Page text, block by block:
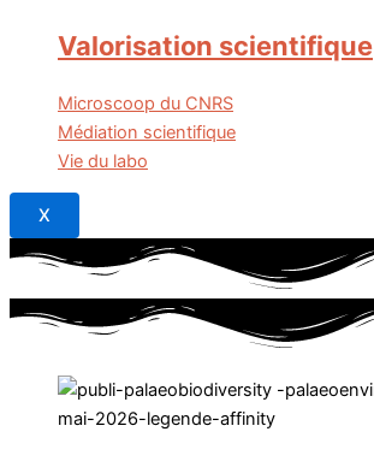
Valorisation scientifique
Microscoop du CNRS
Médiation scientifique
Vie du labo
X